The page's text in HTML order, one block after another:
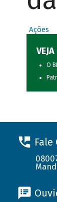
Ações
O
Fale